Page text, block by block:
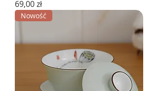
Cena
69,00 zł
Nowość